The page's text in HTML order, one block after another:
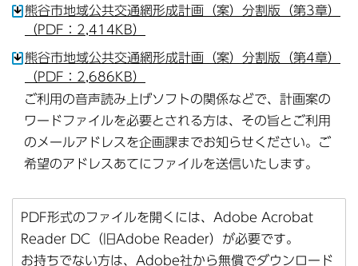
熊谷市地域公共交通網形成計画（案）分割版（第3章）
（PDF：2,414KB）
熊谷市地域公共交通網形成計画（案）分割版（第4章）
（PDF：2,686KB）
ご利用の音声読み上げソフトの関係などで、計画案の
ワードファイルを必要とされる方は、その旨とご利用
のメールアドレスを企画課までお知らせください。ご
希望のアドレスあてにファイルを送信いたします。
PDF形式のファイルを開くには、Adobe Acrobat
Reader DC（旧Adobe Reader）が必要です。
お持ちでない方は、Adobe社から無償でダウンロード